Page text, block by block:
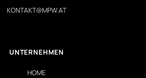
KONTAKT@MPW.AT
UNTERNEHMEN
HOME